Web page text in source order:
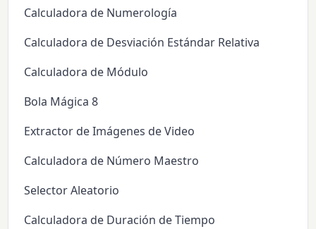
Calculadora de Numerología
Calculadora de Desviación Estándar Relativa
Calculadora de Módulo
Bola Mágica 8
Extractor de Imágenes de Video
Calculadora de Número Maestro
Selector Aleatorio
Calculadora de Duración de Tiempo